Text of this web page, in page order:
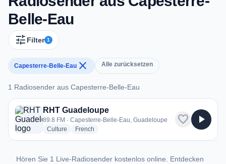
Belle-Eau
tune Filter 1
Capesterre-Belle-Eau close Alle zurücksetzen
1 Radiosender aus Capesterre-Belle-Eau
1 Radiosender aus Capesterre-Belle-Eau
RHT Guadeloupe
89.8 FM · Capesterre-Belle-Eau, Guadeloupe
Culture radio stations
French
favorite play_arrow
Hören Sie 1 Live-Radiosender kostenlos online. Entdecken